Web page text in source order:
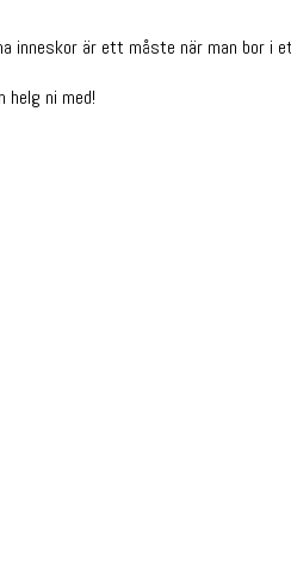
inneskor är ett måste när man bor i
helg ni med!